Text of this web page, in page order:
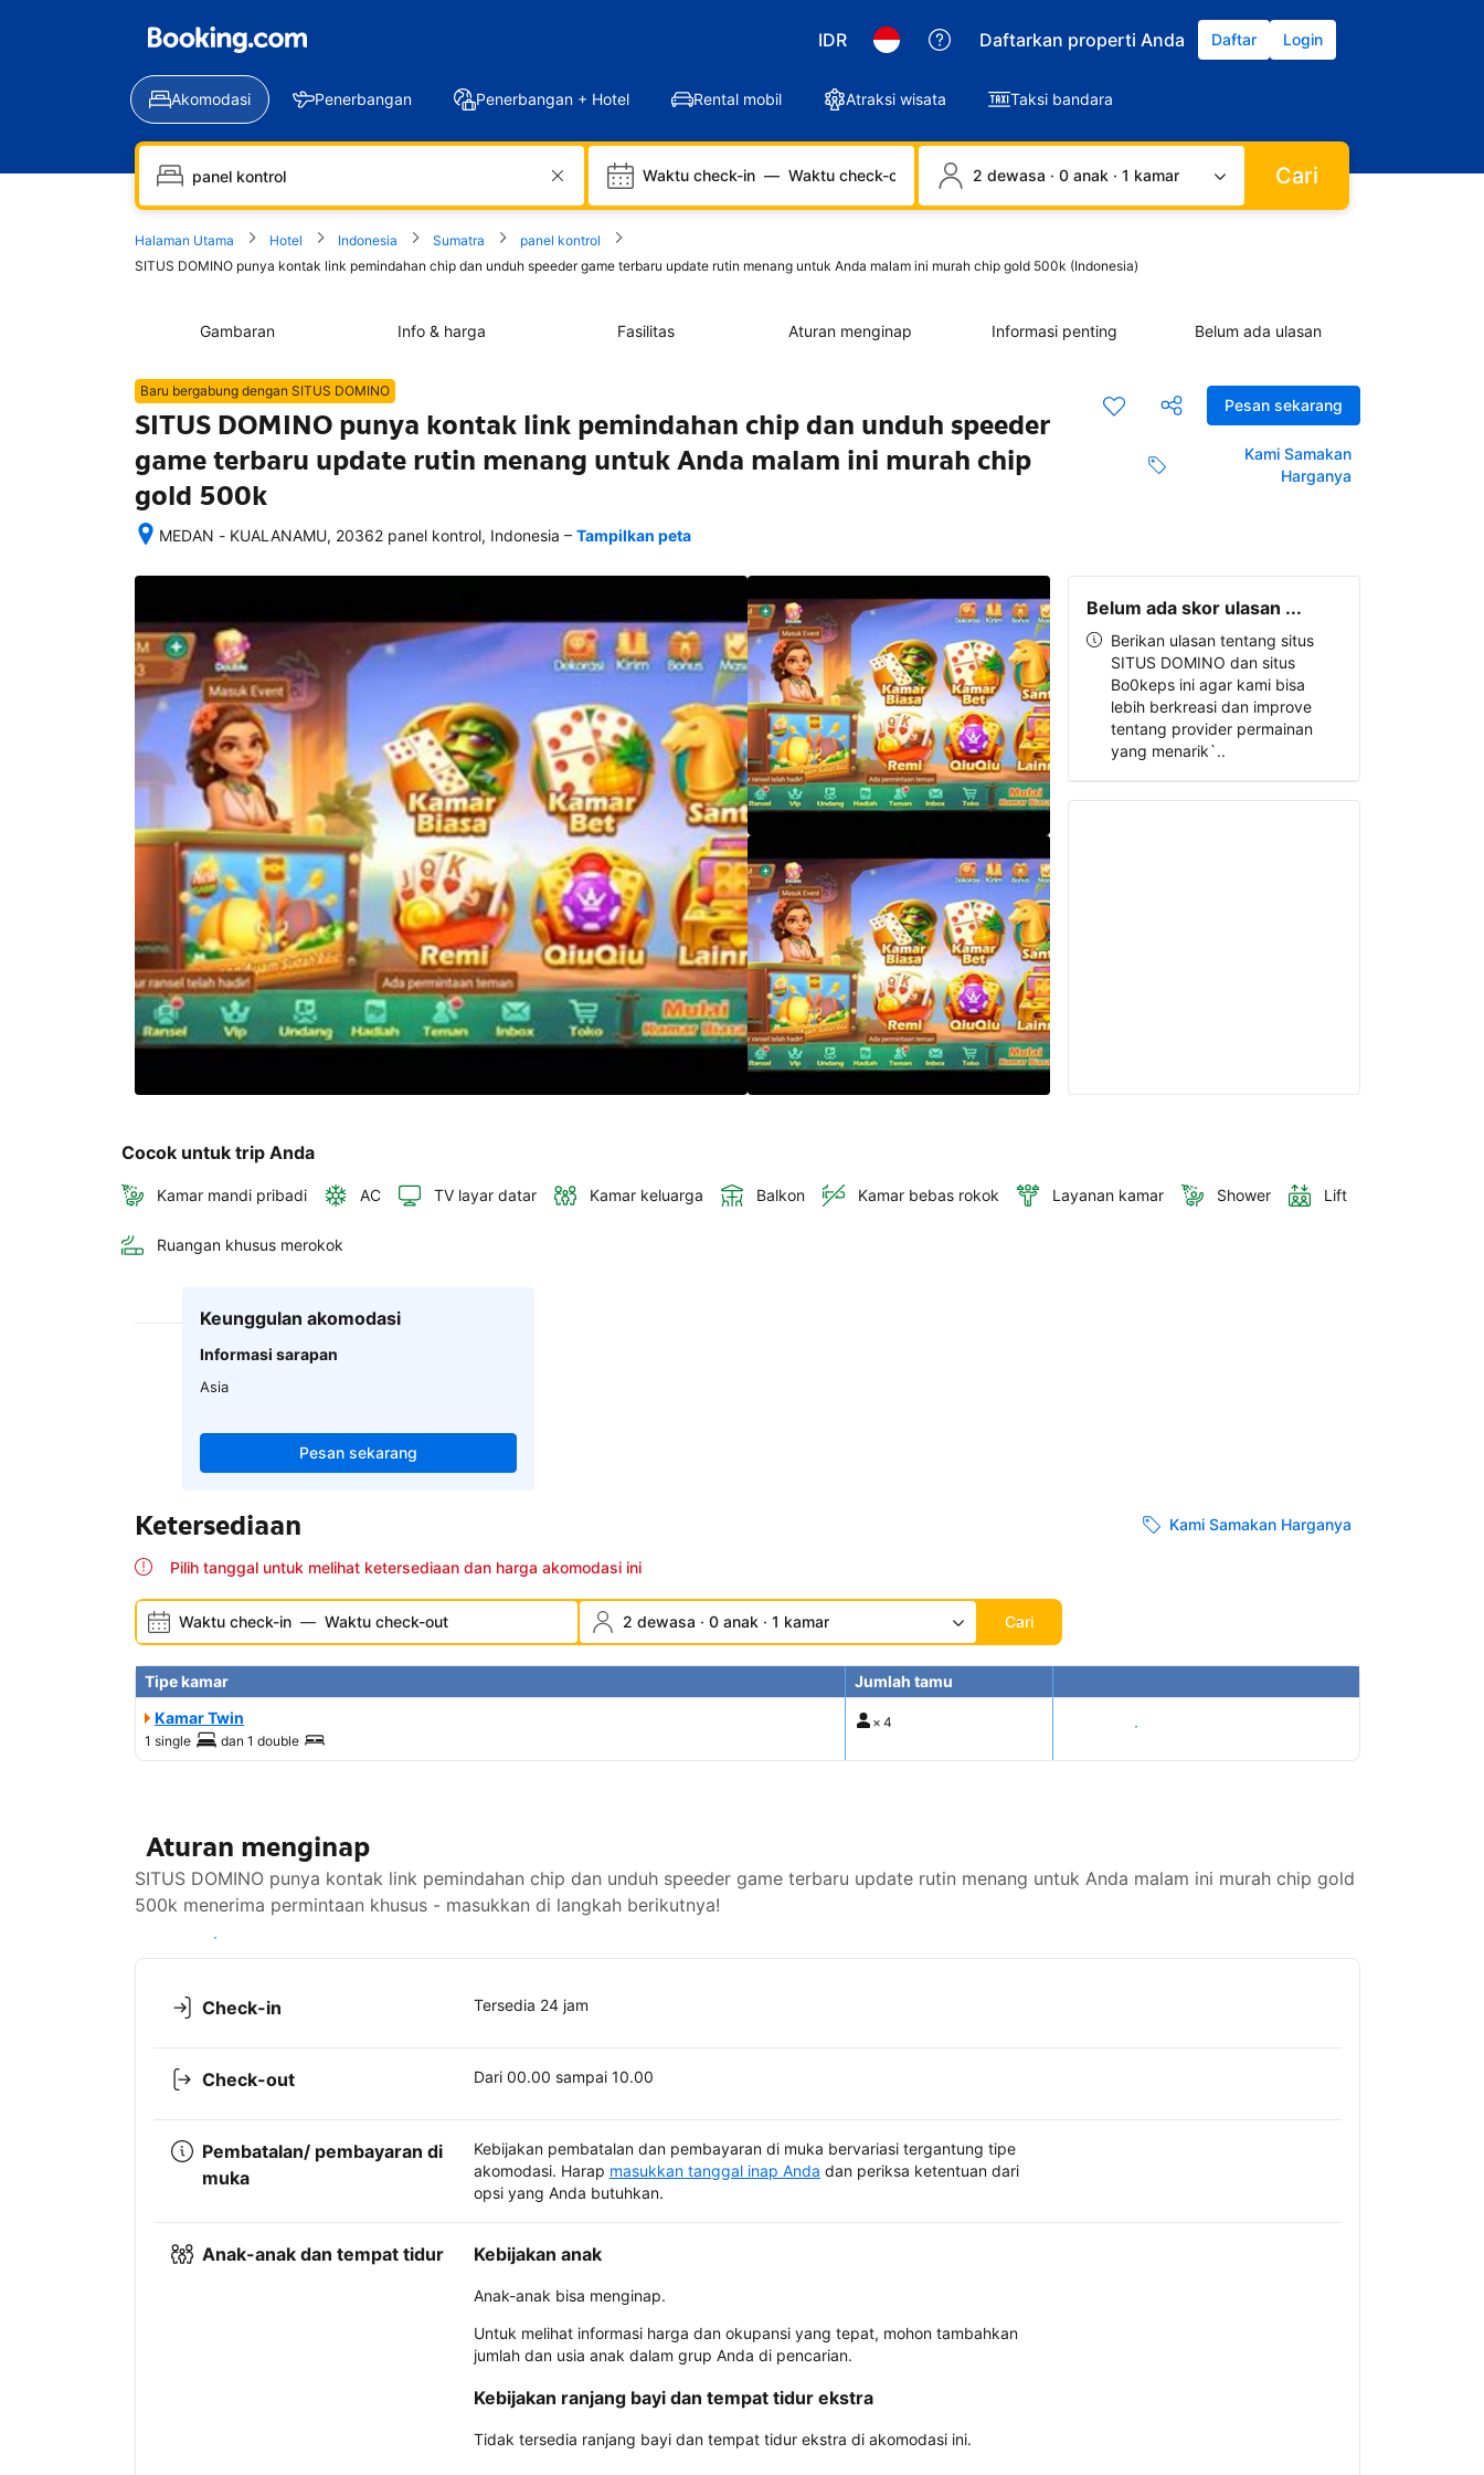
IDR Daftarkan properti Anda Daftar Login
Akomodasi Penerbangan Penerbangan + Hotel Rental mobil Atraksi wisata Taksi bandara
Waktu check-in — Waktu check-out 2 dewasa · 0 anak · 1 kamar Cari
Halaman Utama Hotel Indonesia Sumatra
panel kontrol
SITUS DOMINO punya kontak link pemindahan chip dan unduh speeder game terbaru update rutin menang untuk Anda malam ini murah chip gold 500k (Indonesia)
Gambaran Info & harga Fasilitas Aturan menginap Informasi penting Belum ada ulasan
Pesan sekarang
Kami Samakan
Harganya
Baru bergabung dengan SITUS DOMINO
SITUS DOMINO punya kontak link pemindahan chip dan unduh speeder
game terbaru update rutin menang untuk Anda malam ini murah chip
gold 500k
MEDAN - KUALANAMU, 20362 panel kontrol, Indonesia
memesan,
rincian
akomodasi
termasuk
nomor
telepon
alamat
akan
disertakan
dalam
konfirmasi
pemesanan
dan
akun
Anda.
– Tampilkan peta
Belum ada skor ulasan ...
Berikan ulasan tentang situs
SITUS DOMINO dan situs
Bo0keps ini agar kami bisa
lebih berkreasi dan improve
tentang provider permainan
yang menarik`..
Cocok untuk trip Anda
Kamar mandi pribadi AC TV layar datar Kamar keluarga Balkon Kamar bebas rokok Layanan kamar Shower Lift
Ruangan khusus merokok
Keunggulan akomodasi
Informasi sarapan
Asia
Pesan sekarang
Ketersediaan Kami Samakan Harganya
Pilih tanggal untuk melihat ketersediaan dan harga akomodasi ini
Waktu check-in — Waktu check-out 2 dewasa · 0 anak · 1 kamar Cari
Tipe kamar
Jumlah tamu
Kamar Twin
1 single dan 1 double
× 4 Tampilkan harga
Aturan menginap
SITUS DOMINO punya kontak link pemindahan chip dan unduh speeder game terbaru update rutin menang untuk Anda malam ini murah chip gold
500k menerima permintaan khusus - masukkan di langkah berikutnya!
Lihat ketersediaan
Check-in Tersedia 24 jam
Check-out Dari 00.00 sampai 10.00
Pembatalan/ pembayaran di
muka
Kebijakan pembatalan dan pembayaran di muka bervariasi tergantung tipe
akomodasi. Harap masukkan tanggal inap Anda dan periksa ketentuan dari
opsi yang Anda butuhkan.
Anak-anak dan tempat tidur Kebijakan anak
Anak-anak bisa menginap.
Untuk melihat informasi harga dan okupansi yang tepat, mohon tambahkan
jumlah dan usia anak dalam grup Anda di pencarian.
Kebijakan ranjang bayi dan tempat tidur ekstra
Tidak tersedia ranjang bayi dan tempat tidur ekstra di akomodasi ini.